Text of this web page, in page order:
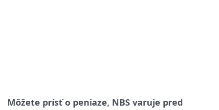
Môžete prísť o peniaze, NBS varuje pred